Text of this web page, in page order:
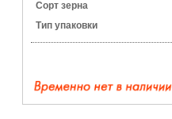
Сорт зерна
Тип упаковки